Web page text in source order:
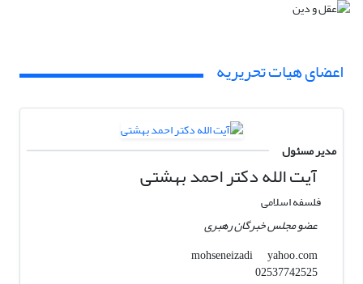
اعضای هیات تحریریه
مدیر مسئول
آیت الله دکتر احمد بهشتی
فلسفه اسلامی
عضو مجلس خبرگان رهبری
mohseneizadi
yahoo.com
02537742525